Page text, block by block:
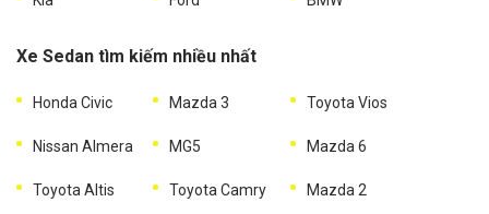
Xe Sedan tìm kiếm nhiều nhất
Honda Civic Mazda 3 Toyota Vios
Nissan Almera MG5 Mazda 6
Toyota Altis Toyota Camry Mazda 2